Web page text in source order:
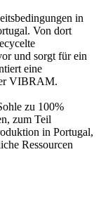
in
Von dort
und sorgt für ein
eine
VIBRAM.
zu 100%
zum Teil
in Portugal,
Ressourcen